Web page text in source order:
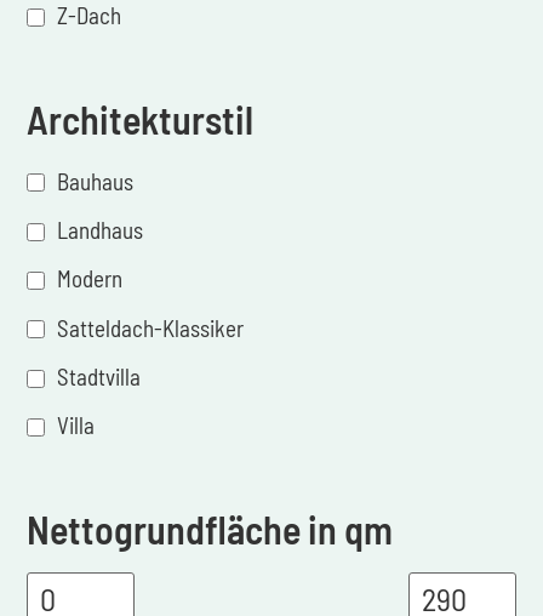
Z-Dach
Architekturstil
Bauhaus
Landhaus
Modern
Satteldach-Klassiker
Stadtvilla
Villa
Nettogrundfläche in qm